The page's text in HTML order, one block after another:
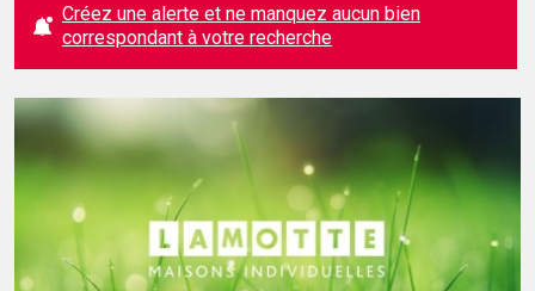
Créez une alerte et ne manquez aucun bien
correspondant à votre recherche